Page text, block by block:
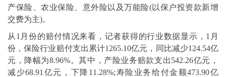
产保险、农业保险、意外险以及万能险(以保户投资款新增
交费为主)。
从1月份的赔付情况来看，记者获得的行业数据显示，1月
份，保险行业赔付支出累计1265.10亿元，同比减少124.54亿
元，降幅为8.96%。其中，产险业务赔款支出542.26亿元，
减少68.91亿元，下降11.28%;寿险业务给付金额473.90亿